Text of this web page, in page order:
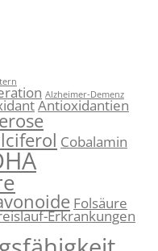
Alzheimer-Demenz
Antioxidantien
Cobalamin
Folsäure
Erkrankungen